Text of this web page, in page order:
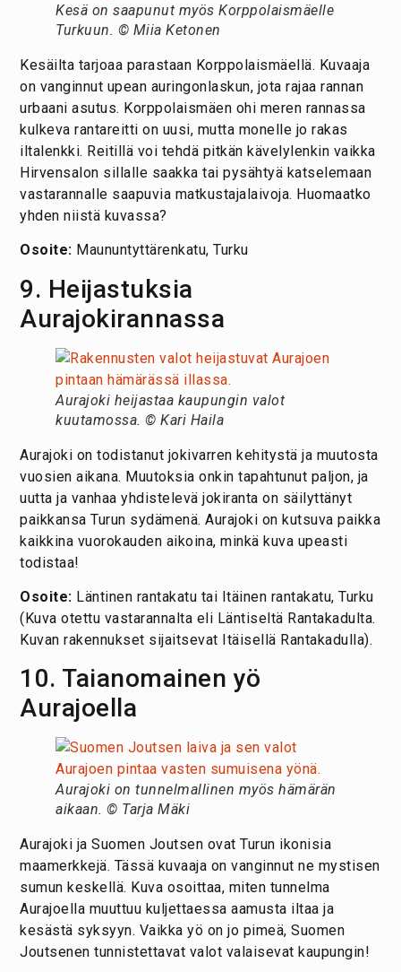
Kesä on saapunut myös Korppolaismäelle
Turkuun. © Miia Ketonen
Kesäilta tarjoaa parastaan Korppolaismäellä. Kuvaaja
on vanginnut upean auringonlaskun, jota rajaa rannan
urbaani asutus. Korppolaismäen ohi meren rannassa
kulkeva rantareitti on uusi, mutta monelle jo rakas
iltalenkki. Reitillä voi tehdä pitkän kävelylenkin vaikka
Hirvensalon sillalle saakka tai pysähtyä katselemaan
vastarannalle saapuvia matkustajalaivoja. Huomaatko
yhden niistä kuvassa?
Osoite: Maununtyttärenkatu, Turku
9. Heijastuksia
Aurajokirannassa
Aurajoki heijastaa kaupungin valot
kuutamossa. © Kari Haila
Aurajoki on todistanut jokivarren kehitystä ja muutosta
vuosien aikana. Muutoksia onkin tapahtunut paljon, ja
uutta ja vanhaa yhdistelevä jokiranta on säilyttänyt
paikkansa Turun sydämenä. Aurajoki on kutsuva paikka
kaikkina vuorokauden aikoina, minkä kuva upeasti
todistaa!
Osoite: Läntinen rantakatu tai Itäinen rantakatu, Turku
(Kuva otettu vastarannalta eli Läntiseltä Rantakadulta.
Kuvan rakennukset sijaitsevat Itäisellä Rantakadulla).
10. Taianomainen yö
Aurajoella
Aurajoki on tunnelmallinen myös hämärän
aikaan. © Tarja Mäki
Aurajoki ja Suomen Joutsen ovat Turun ikonisia
maamerkkejä. Tässä kuvaaja on vanginnut ne mystisen
sumun keskellä. Kuva osoittaa, miten tunnelma
Aurajoella muuttuu kuljettaessa aamusta iltaa ja
kesästä syksyyn. Vaikka yö on jo pimeä, Suomen
Joutsenen tunnistettavat valot valaisevat kaupungin!